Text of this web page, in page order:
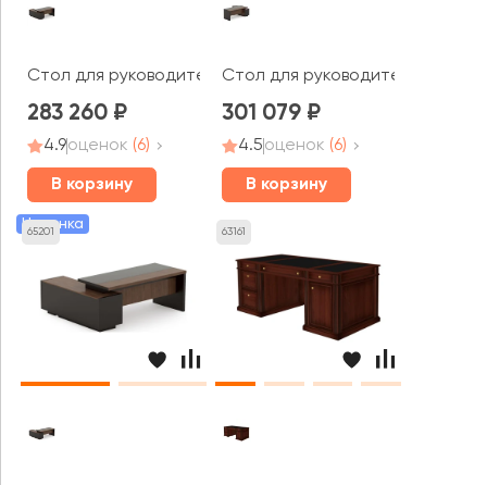
Стол для руководителя правый 1800x1600x750 Larry 2
283 260
4.9оценок (6)
В корзину
Стол для руководителя левый
301 079
4.5оценок (6)
В корзину
65201
Новинка 63161